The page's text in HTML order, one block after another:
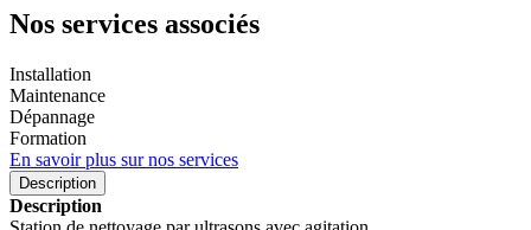
Nos services associés
Installation
Maintenance
Dépannage
Formation
En savoir plus sur nos services
Description
Description